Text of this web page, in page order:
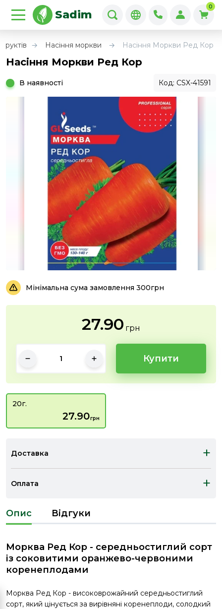
Sadim
0
Насіння моркви Насіння Моркви Ред Кор
Насіння Моркви Ред Кор
В наявності Код: CSX-41591
Мінімальна сума замовлення 300грн
27.90 грн
Купити
20г.
27.90грн
Доставка +
Оплата +
Опис Відгуки
Морква Ред Кор - середньостиглий сорт
із соковитими оранжево-червоними
коренеплодами
Морква Ред Кор - високоврожайний середньостиглий
сорт, який цінується за вирівняні коренеплоди, солодкий